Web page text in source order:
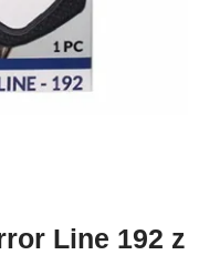
Line 192 z